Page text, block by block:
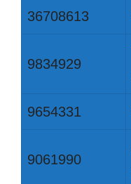
36708613
9834929
9654331
9061990